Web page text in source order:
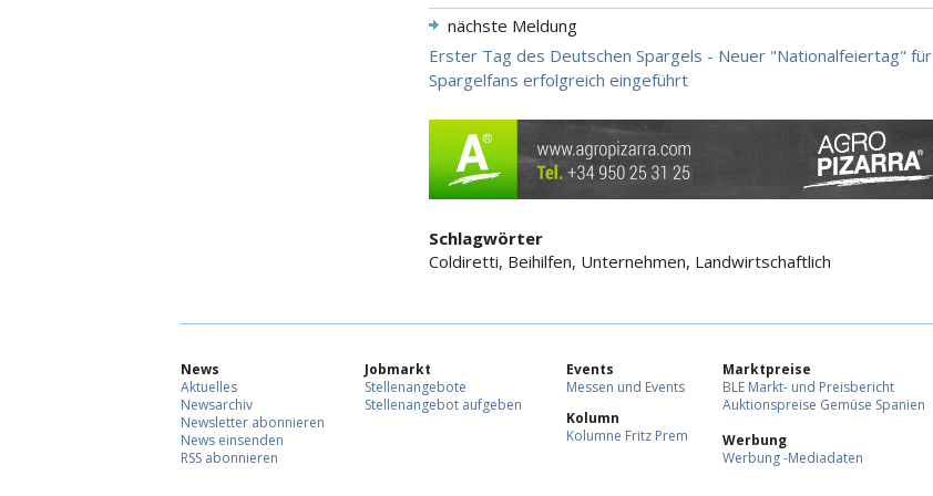
nächste Meldung
Erster Tag des Deutschen Spargels - Neuer "Nationalfeiertag" für
Spargelfans erfolgreich eingeführt
Schlagwörter
Coldiretti, Beihilfen, Unternehmen, Landwirtschaftlich
News
Aktuelles
Newsarchiv
Newsletter abonnieren
News einsenden
RSS abonnieren
Jobmarkt
Stellenangebote
Stellenangebot aufgeben
Events
Messen und Events
Kolumn
Kolumne Fritz Prem
Marktpreise
BLE Markt- und Preisbericht
Auktionspreise Gemüse Spanien
Werbung
Werbung -Mediadaten